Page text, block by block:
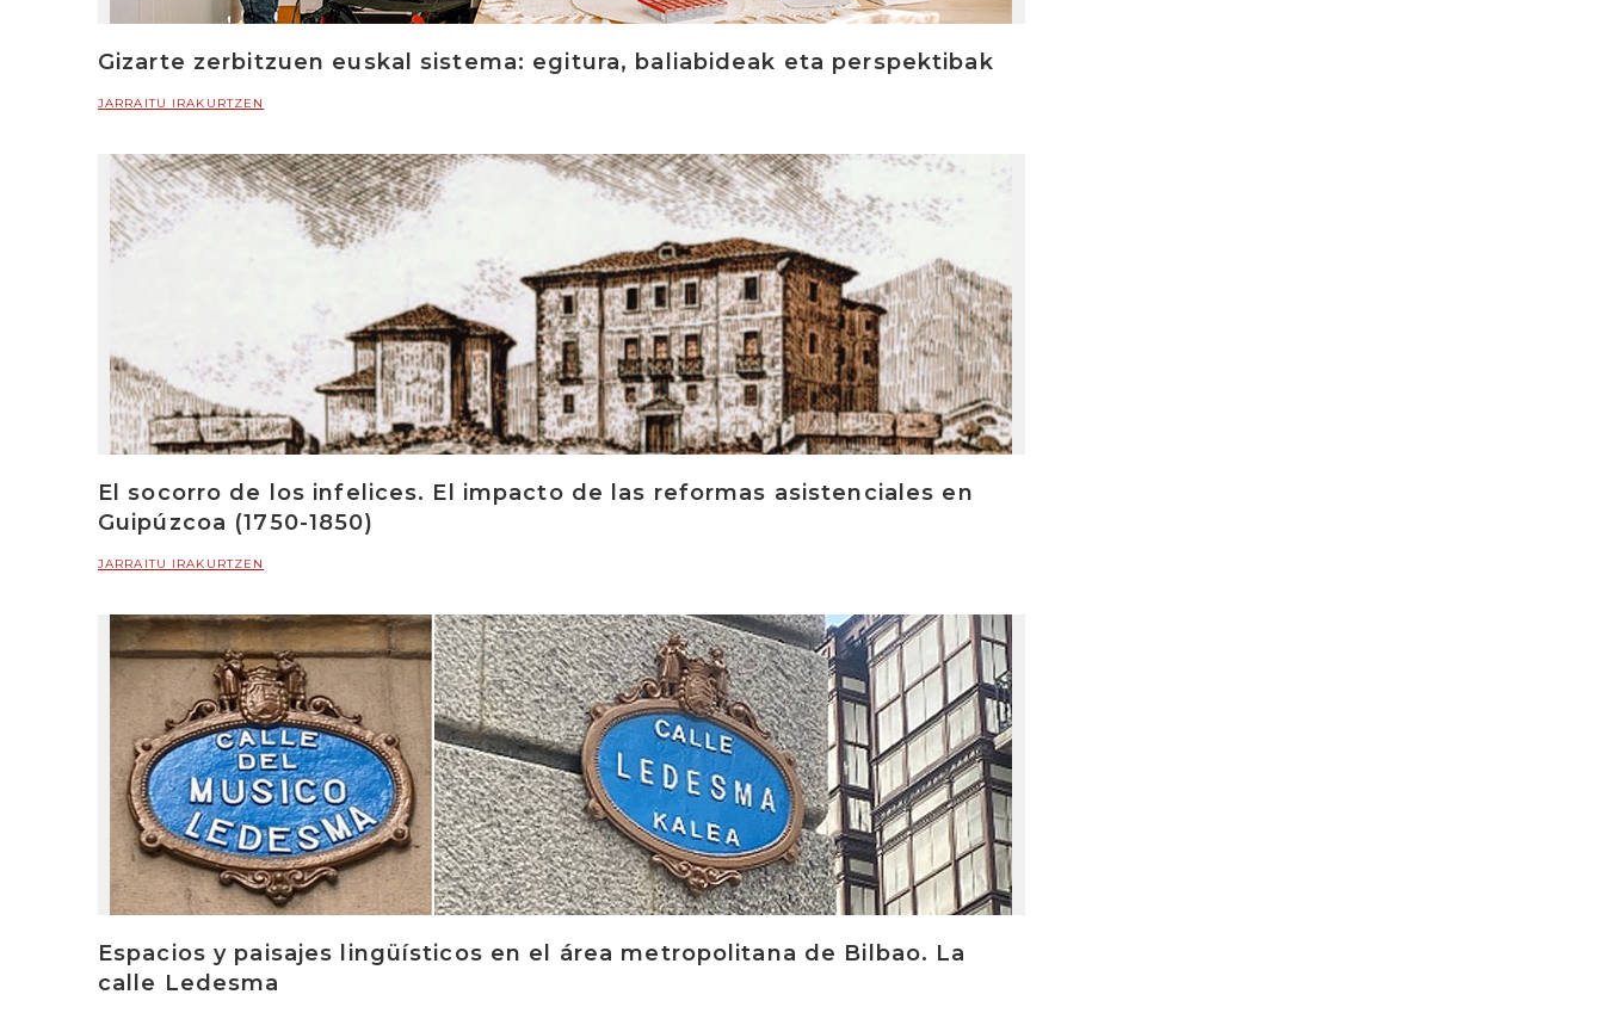
Gizarte zerbitzuen euskal sistema: egitura, baliabideak eta perspektibak
JARRAITU IRAKURTZEN
El socorro de los infelices. El impacto de las reformas asistenciales en
Guipúzcoa (1750-1850)
JARRAITU IRAKURTZEN
Espacios y paisajes lingüísticos en el área metropolitana de Bilbao. La
calle Ledesma